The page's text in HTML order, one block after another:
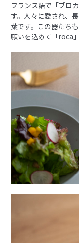
フランス語で「ブロ
す。人々に愛され、
葉です。この器たち
願いを込めて「roca